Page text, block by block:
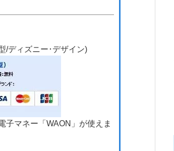
/ディズニー･デザイン)
マネー「WAON」が使えま